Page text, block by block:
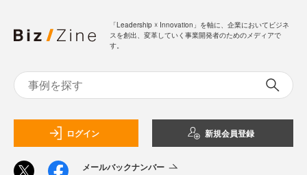
「Leadership ☓ Innovation」を軸に、企業においてビジネ
スを創出、変革していく事業開発者のためのメディアで
す。
ログイン 新規会員登録
メールバックナンバー